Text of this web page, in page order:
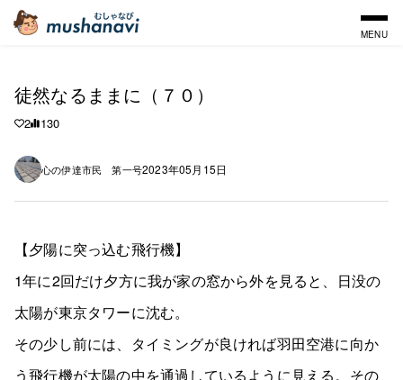
MENU
徒然なるままに（７０）
2 130
心の伊達市民 第一号2023年05月15日
【夕陽に突っ込む飛行機】
1年に2回だけ夕方に我が家の窓から外を見ると、日没の
太陽が東京タワーに沈む。
その少し前には、タイミングが良ければ羽田空港に向か
う飛行機が太陽の中を通過しているように見える。その